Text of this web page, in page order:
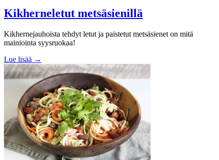
Kikherneletut metsäsienillä
Kikhernejauhoista tehdyt letut ja paistetut metsäsienet on mitä
mainiointa syysruokaa!
Lue lisää →